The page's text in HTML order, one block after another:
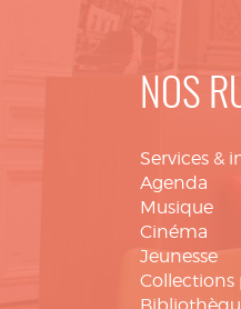
NOS
Services &
Agenda
Musique
Cinéma
Jeunesse